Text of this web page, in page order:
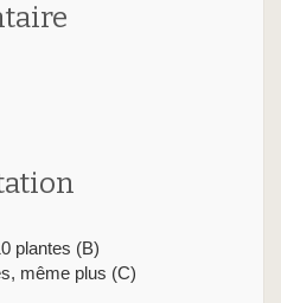
plantes (B)
même plus (C)